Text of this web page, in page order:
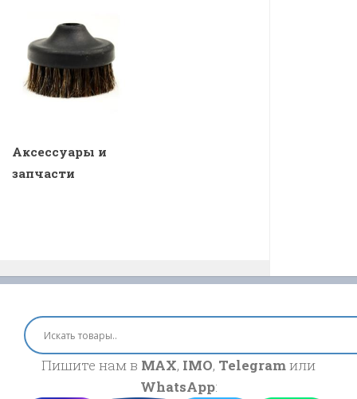
Аксессуары и
запчасти
Пишите нам в MAX, IMO, Telegramили
WhatsApp: